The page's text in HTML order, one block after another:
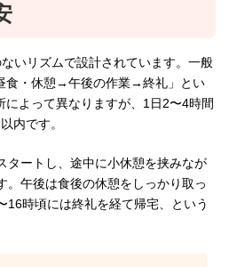
いリズムで設計されています。一般
食・休憩→午後の作業→終礼」とい
によって異なりますが、1日2〜4時間
内です。
タートし、途中に小休憩を挟みなが
。午後は食後の休憩をしっかり取っ
16時頃には終礼を経て帰宅、という